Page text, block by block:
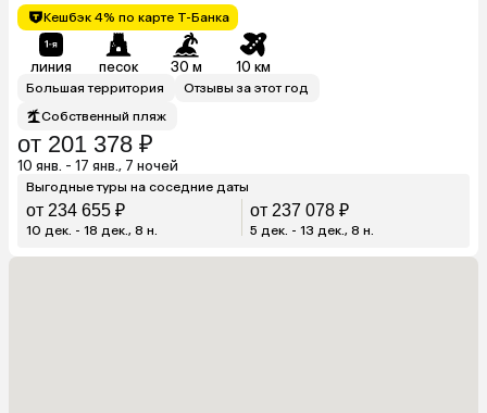
Кешбэк 4% по карте Т-Банка
линия песок 30 м 10 км
Большая территория
Отзывы за этот год
Собственный пляж
от 201 378 ₽
10 янв. - 17 янв., 7 ночей
Выгодные туры на соседние даты
от 234 655 ₽
10 дек. - 18 дек., 8 н.
от 237 078 ₽
5 дек. - 13 дек., 8 н.